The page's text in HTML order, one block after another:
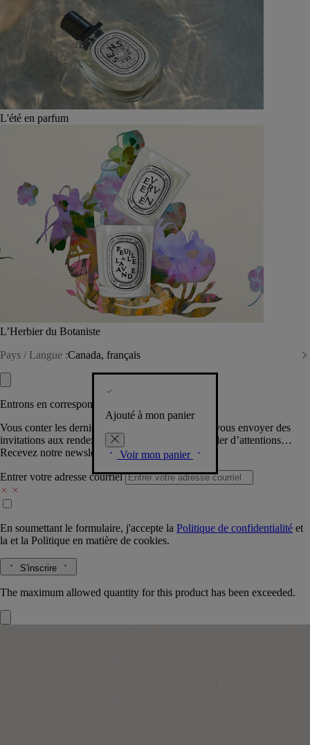
L'été en parfum
L’Herbier du Botaniste
Pays / Langue :Canada, français
Ajouté à mon panier
Voir mon panier
Entrons en correspondance​
Vous conter les dernières créations de la Maison, vous envoyer des
invitations aux rendez-vous Diptyque, vous combler d’attentions…
Recevez notre newsletter.
Entrer votre adresse courriel
En soumettant le formulaire, j'accepte la Politique de confidentialité et
la et la Politique en matière de cookies.
S'inscrire
The maximum allowed quantity for this product has been exceeded.